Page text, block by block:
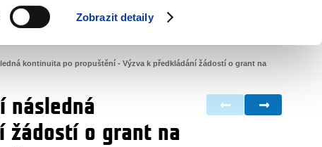
Zobrazit detaily
VNITŘNÍ VĚCI BILATERÁLNÍ SPOLUPRÁCE
kontinuita po propuštění - Výzva k předkládání žádostí o grant na
následná
žádostí o grant na